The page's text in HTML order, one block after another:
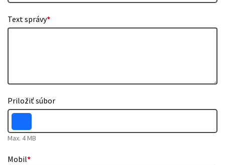
Text správy*
Priložiť súbor
Max. 4 MB
Mobil*